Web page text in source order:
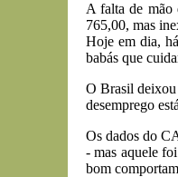
A falta de mão
765,00, mas
Hoje em dia,
babás que
O Brasil deixou
desemprego
Os dados do
- mas aquele
bom